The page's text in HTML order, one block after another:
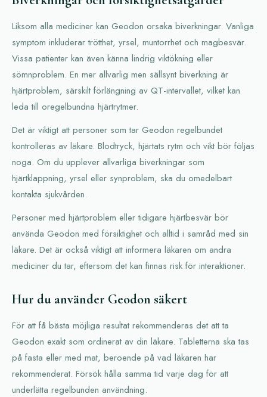
Liksom alla mediciner kan Geodon orsaka biverkningar. Vanliga
symptom inkluderar trötthet, yrsel, muntorrhet och magbesvär.
Vissa patienter kan även känna lindrig viktökning eller
sömnproblem. En mer allvarlig men sällsynt biverkning är
hjärtproblem, särskilt förlängning av QT-intervallet, vilket kan
leda till oregelbundna hjärtrytmer.
Det är viktigt att personer som tar Geodon regelbundet
kontrolleras av läkare. Blodtryck, hjärtats rytm och vikt bör följas
noga. Om du upplever allvarliga biverkningar som
hjärtklappning, yrsel eller synproblem, ska du omedelbart
kontakta sjukvården.
Personer med hjärtproblem eller tidigare hjärtbesvär bör
använda Geodon med försiktighet och alltid i samråd med sin
läkare. Det är också viktigt att informera läkaren om andra
mediciner du tar, eftersom det kan finnas risk för interaktioner.
Hur du använder Geodon säkert
För att få bästa möjliga resultat rekommenderas det att ta
Geodon exakt som ordinerat av din läkare. Tabletterna ska tas
på fasta eller med mat, beroende på vad läkaren har
rekommenderat. Försök hålla samma tid varje dag för att
underlätta regelbunden användning.